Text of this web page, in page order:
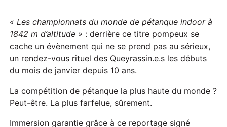
« Les championnats du monde de pétanque indoor à
1842 m d’altitude » : derrière ce titre pompeux se
cache un évènement qui ne se prend pas au sérieux,
un rendez-vous rituel des Queyrassin.e.s les débuts
du mois de janvier depuis 10 ans.
La compétition de pétanque la plus haute du monde ?
Peut-être. La plus farfelue, sûrement.
Immersion garantie grâce à ce reportage signé